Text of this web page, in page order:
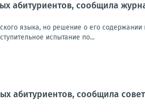
абитуриентов, сообщила
языка, но решение о его
испытание по...
абитуриентов, сообщила